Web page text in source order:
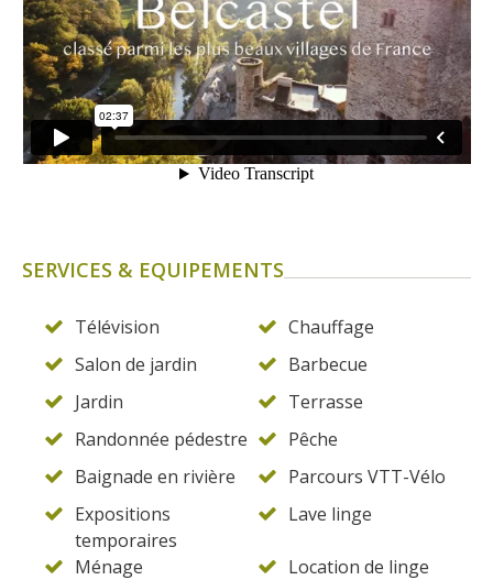
SERVICES & EQUIPEMENTS
Télévision
Chauffage
Salon de jardin
Barbecue
Jardin
Terrasse
Randonnée pédestre
Pêche
Baignade en rivière
Parcours VTT-Vélo
Expositions
temporaires
Lave linge
Ménage
Location de linge